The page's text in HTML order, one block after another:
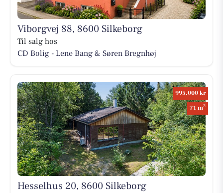
Viborgvej 88, 8600 Silkeborg
Til salg hos
CD Bolig - Lene Bang & Søren Bregnhøj
995.000 kr
71 m2
Hesselhus 20, 8600 Silkeborg